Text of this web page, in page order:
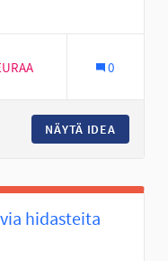
Seinäjoki
0
NÄYTÄ IDEA
hidasteita